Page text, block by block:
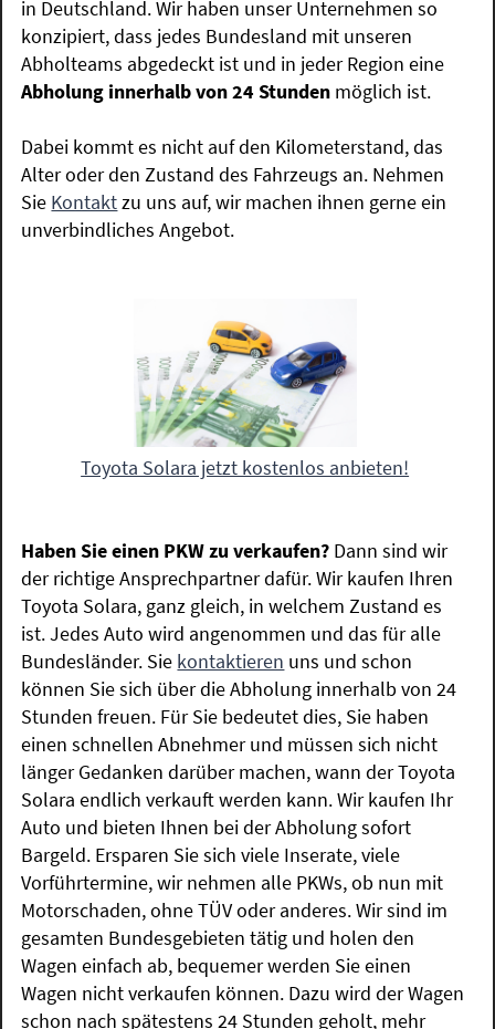
in Deutschland. Wir haben unser Unternehmen so
konzipiert, dass jedes Bundesland mit unseren
Abholteams abgedeckt ist und in jeder Region eine
Abholung innerhalb von 24 Stunden möglich ist.
Dabei kommt es nicht auf den Kilometerstand, das
Alter oder den Zustand des Fahrzeugs an. Nehmen
Sie Kontaktzu uns auf, wir machen ihnen gerne ein
unverbindliches Angebot.
Toyota Solara jetzt kostenlos anbieten!
Haben Sie einen PKW zu verkaufen? Dann sind wir
der richtige Ansprechpartner dafür. Wir kaufen Ihren
Toyota Solara, ganz gleich, in welchem Zustand es
ist. Jedes Auto wird angenommen und das für alle
Bundesländer. Sie kontaktieren uns und schon
können Sie sich über die Abholung innerhalb von 24
Stunden freuen. Für Sie bedeutet dies, Sie haben
einen schnellen Abnehmer und müssen sich nicht
länger Gedanken darüber machen, wann der Toyota
Solara endlich verkauft werden kann. Wir kaufen Ihr
Auto und bieten Ihnen bei der Abholung sofort
Bargeld. Ersparen Sie sich viele Inserate, viele
Vorführtermine, wir nehmen alle PKWs, ob nun mit
Motorschaden, ohne TÜV oder anderes. Wir sind im
gesamten Bundesgebieten tätig und holen den
Wagen einfach ab, bequemer werden Sie einen
Wagen nicht verkaufen können. Dazu wird der Wagen
schon nach spätestens 24 Stunden geholt, mehr